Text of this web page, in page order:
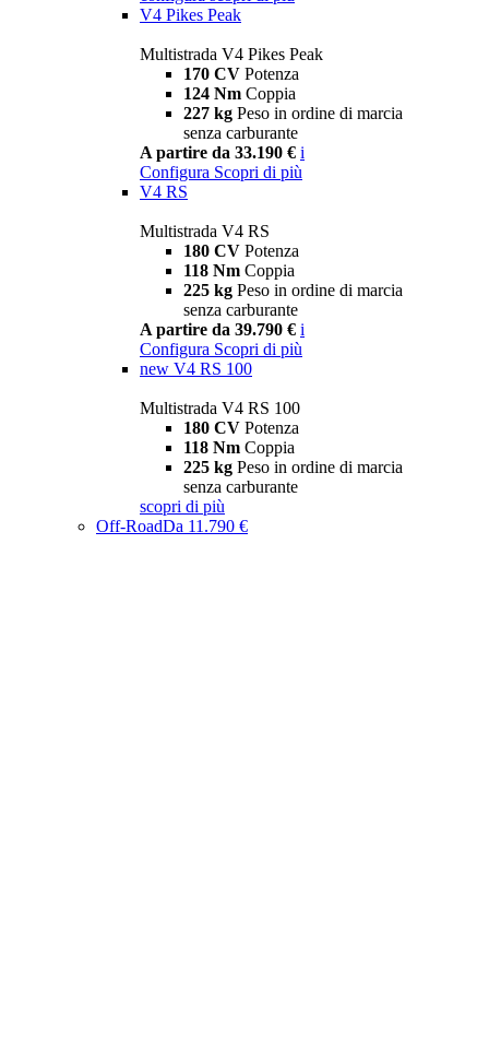
V4 Pikes Peak
Multistrada V4 Pikes Peak
170 CV Potenza
124 Nm Coppia
227 kg Peso in ordine di marcia
senza carburante
A partire da 33.190 € i
Configura Scopri di più
V4 RS
Multistrada V4 RS
180 CV Potenza
118 Nm Coppia
225 kg Peso in ordine di marcia
senza carburante
A partire da 39.790 € i
Configura Scopri di più
new V4 RS 100
Multistrada V4 RS 100
180 CV Potenza
118 Nm Coppia
225 kg Peso in ordine di marcia
senza carburante
scopri di più
Off-RoadDa 11.790 €